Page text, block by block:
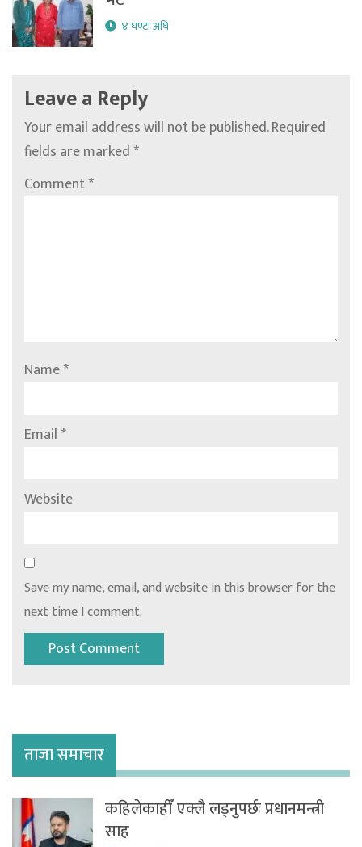
४ घण्टा अघि
Leave a Reply
Your email address will not be published.Required
fields are marked*
Comment*
Name*
Email*
Website
Save my name, email, and website in this browser for the
next time I comment.
ताजा समाचार
कहिलेकाहीँ एक्लै लड्नुपर्छः प्रधानमन्त्री
साह